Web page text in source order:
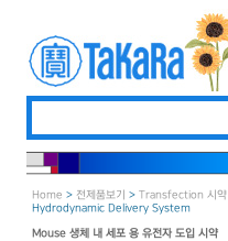
Home > 전제품보기 > Transfection 시약
Hydrodynamic Delivery System
Mouse 생체 내 세포 용 유전자 도입 시약